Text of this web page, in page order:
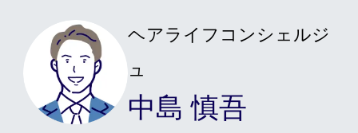
料金プラン
スヴェンソンのこだわり
ヘアライフコンシェルジ
ュ
中島 慎吾